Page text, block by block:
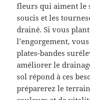
fleurs qui aiment le
soucis et les
drainé. Si vous
l’engorgement,
plates-bandes
améliorer le
sol répond à ces
préparerez le